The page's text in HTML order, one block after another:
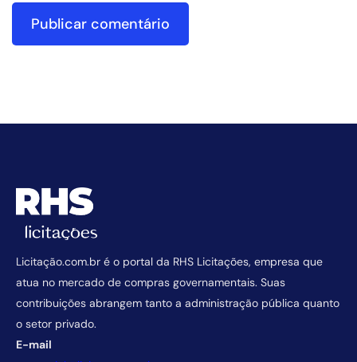
Licitação.com.br é o portal da RHS Licitações, empresa que
atua no mercado de compras governamentais. Suas
contribuições abrangem tanto a administração pública quanto
o setor privado.
E-mail